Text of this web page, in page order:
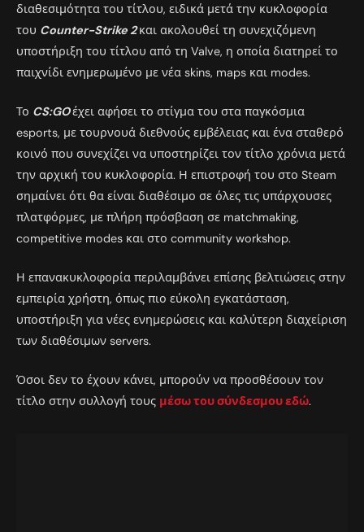
διαθεσιμότητα του τίτλου, ειδικά μετά την κυκλοφορία
του Counter-Strike 2και ακολουθεί τη συνεχιζόμενη
υποστήριξη του τίτλου από τη Valve, η οποία διατηρεί το
παιχνίδι ενημερωμένο με νέα skins, maps και modes.
Το CS:GOέχει αφήσει το στίγμα του στα παγκόσμια
esports, με τουρνουά διεθνούς εμβέλειας και ένα σταθερό
κοινό που συνεχίζει να υποστηρίζει τον τίτλο χρόνια μετά
την αρχική του κυκλοφορία. Η επιστροφή του στο Steam
σημαίνει ότι θα είναι διαθέσιμο σε όλες τις υπάρχουσες
πλατφόρμες, με πλήρη πρόσβαση σε matchmaking,
competitive modes και στο community workshop.
Η επανακυκλοφορία περιλαμβάνει επίσης βελτιώσεις στην
εμπειρία χρήστη, όπως πιο εύκολη εγκατάσταση,
υποστήριξη για νέες ενημερώσεις και καλύτερη διαχείριση
των διαθέσιμων servers.
Όσοι δεν το έχουν κάνει, μπορούν να προσθέσουν τον
τίτλο στην συλλογή τους μέσω του σύνδεσμου εδώ.